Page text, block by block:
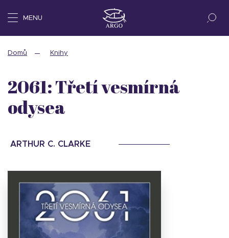
MENU
Domů Knihy
2061: Třetí vesmírná
odysea
ARTHUR C. CLARKE